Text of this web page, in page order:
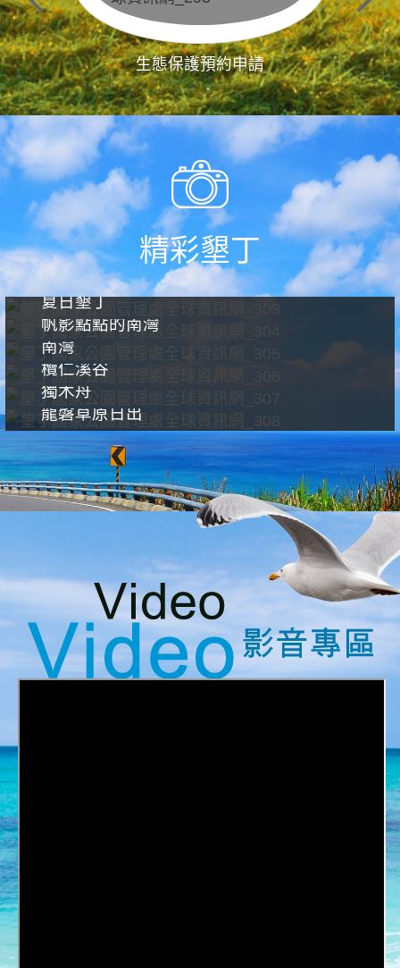
生態保護預約申請
精彩墾丁
夏日墾丁
帆影點點的南灣
南灣
欖仁溪谷
獨木舟
龍磐草原日出